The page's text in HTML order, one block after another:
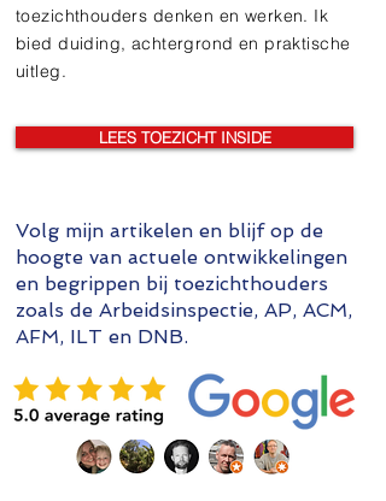
toezichthouders denken en werken. Ik
bied duiding, achtergrond en praktische
uitleg.
LEES TOEZICHT INSIDE
Volg mijn artikelen en blijf op de
hoogte van actuele ontwikkelingen
en begrippen bij toezichthouders
zoals de Arbeidsinspectie, AP, ACM,
AFM, ILT en DNB.